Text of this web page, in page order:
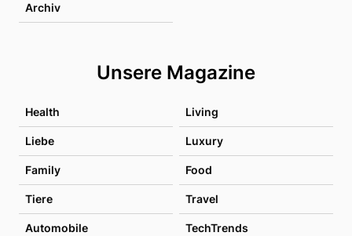
Archiv
Unsere Magazine
Health Living
Liebe Luxury
Family Food
Tiere Travel
Automobile TechTrends